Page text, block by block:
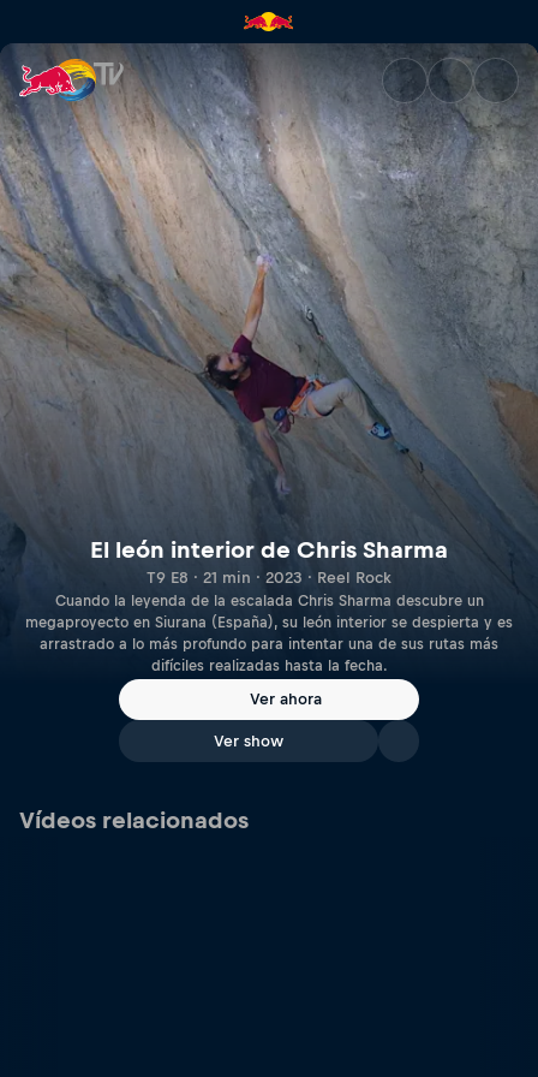
El león interior de Chris
El león interior de Chris Sharma
T9 E8 · 21 min · 2023 · Reel Rock
Cuando la leyenda de la escalada Chris Sharma descubre un
megaproyecto en Siurana (España), su león interior se despierta y es
arrastrado a lo más profundo para intentar una de sus rutas más
difíciles realizadas hasta la fecha.
Ver ahora
Ver show
Vídeos relacionados